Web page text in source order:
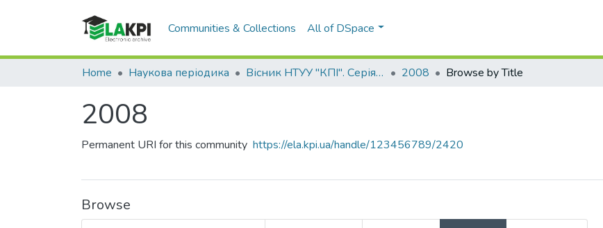
Communities & Collections All of DSpace
Home Наукова періодика Вісник НТУУ "КПІ". Серія Радіотехніка, Радіоапаратобудування 2008 Browse by Title
2008
Permanent URI for this community https://ela.kpi.ua/handle/123456789/2420
Browse